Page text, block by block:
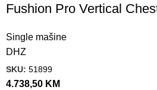
Fushion Pro Vertical
Single mašine
DHZ
SKU: 51899
4.738,50 KM